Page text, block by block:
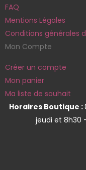
FAQ
Mentions Légales
Conditions générales
Mon Compte
Créer un compte
Mon panier
Ma liste de souhait
Horaires Boutique :
jeudi et 8h30